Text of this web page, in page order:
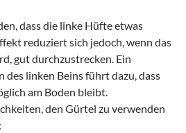
dass die linke Hüfte etwas
reduziert sich jedoch, wenn das
gut durchzustrecken. Ein
des linken Beins führt dazu, dass
am Boden bleibt.
den Gürtel zu verwenden